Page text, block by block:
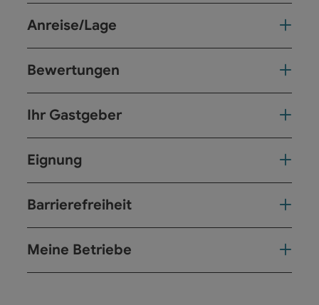
Anreise/Lage
Bewertungen
Ihr Gastgeber
Eignung
Barrierefreiheit
Meine Betriebe